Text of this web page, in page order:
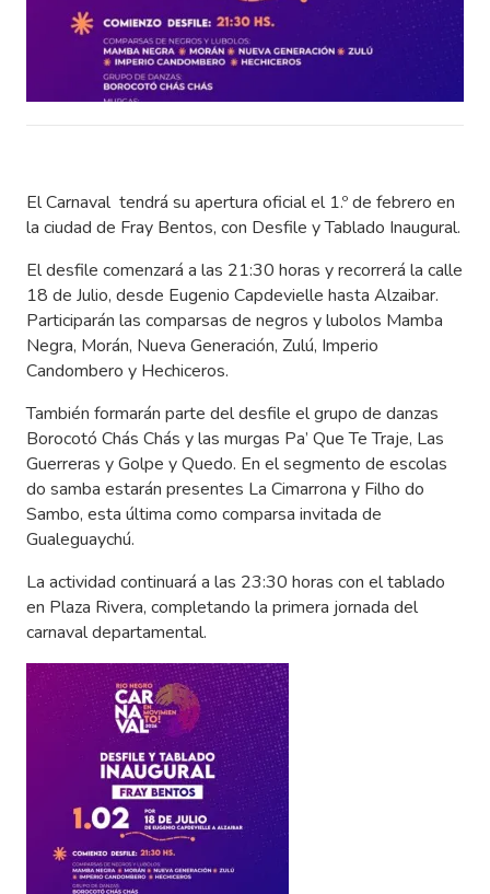
El Carnaval tendrá su apertura oficial el 1.º de febrero en
la ciudad de Fray Bentos, con Desfile y Tablado Inaugural.
El desfile comenzará a las 21:30 horas y recorrerá la calle
18 de Julio, desde Eugenio Capdevielle hasta Alzaibar.
Participarán las comparsas de negros y lubolos Mamba
Negra, Morán, Nueva Generación, Zulú, Imperio
Candombero y Hechiceros.
También formarán parte del desfile el grupo de danzas
Borocotó Chás Chás y las murgas Pa’ Que Te Traje, Las
Guerreras y Golpe y Quedo. En el segmento de escolas
do samba estarán presentes La Cimarrona y Filho do
Sambo, esta última como comparsa invitada de
Gualeguaychú.
La actividad continuará a las 23:30 horas con el tablado
en Plaza Rivera, completando la primera jornada del
carnaval departamental.